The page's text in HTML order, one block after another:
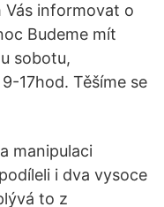
Vás informovat o
Budeme mít
sobotu,
17hod. Těšíme se
manipulaci
i dva vysoce
to z